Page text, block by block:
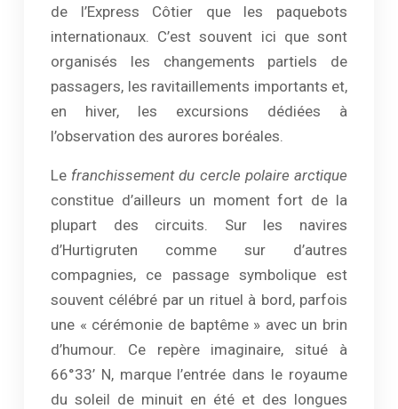
de l’Express Côtier que les paquebots
internationaux. C’est souvent ici que sont
organisés les changements partiels de
passagers, les ravitaillements importants et,
en hiver, les excursions dédiées à
l’observation des aurores boréales.
Le franchissement du cercle polaire arctique
constitue d’ailleurs un moment fort de la
plupart des circuits. Sur les navires
d’Hurtigruten comme sur d’autres
compagnies, ce passage symbolique est
souvent célébré par un rituel à bord, parfois
une « cérémonie de baptême » avec un brin
d’humour. Ce repère imaginaire, situé à
66°33’ N, marque l’entrée dans le royaume
du soleil de minuit en été et des longues